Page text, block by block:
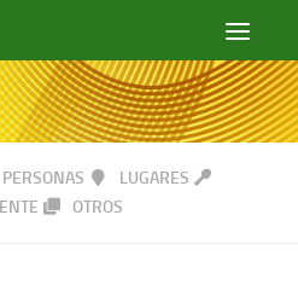
PERSONAS
LUGARES
OTROS